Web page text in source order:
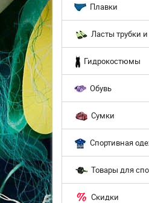
Плавки
Ласты трубки
Гидрокостюмы
Обувь
Сумки
Спортивная
Товары для
Скидки